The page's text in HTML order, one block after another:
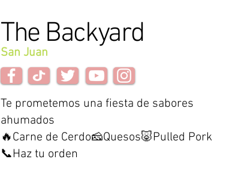
The Backyard
San Juan
Te prometemos una fiesta de sabores
ahumados
🔥Carne de Cerdo🧀Quesos🐷Pulled Pork
📞Haz tu orden